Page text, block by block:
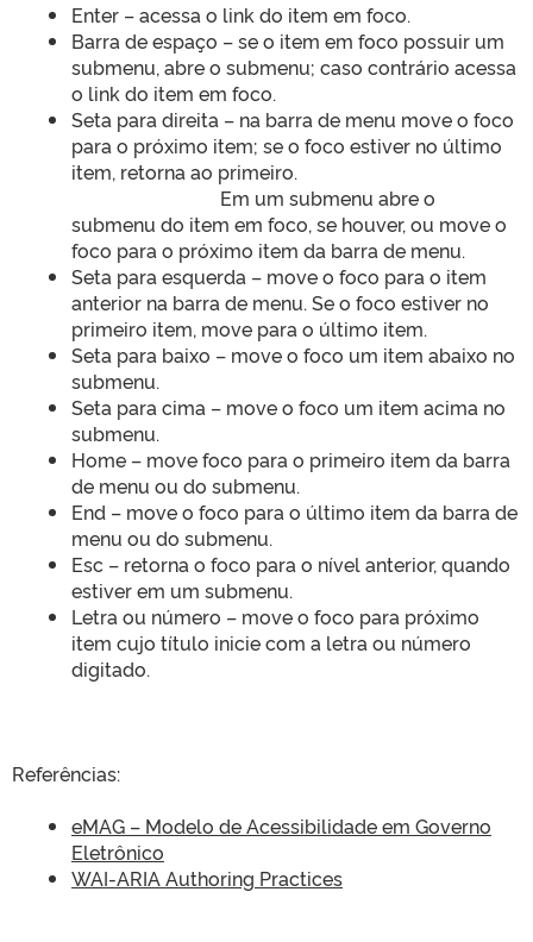
Enter – acessa o link do item em foco.
Barra de espaço – se o item em foco possuir um
submenu, abre o submenu; caso contrário acessa
o link do item em foco.
Seta para direita – na barra de menu move o foco
para o próximo item; se o foco estiver no último
item, retorna ao primeiro.
Em um submenu abre o
submenu do item em foco, se houver, ou move o
foco para o próximo item da barra de menu.
Seta para esquerda – move o foco para o item
anterior na barra de menu. Se o foco estiver no
primeiro item, move para o último item.
Seta para baixo – move o foco um item abaixo no
submenu.
Seta para cima – move o foco um item acima no
submenu.
Home – move foco para o primeiro item da barra
de menu ou do submenu.
End – move o foco para o último item da barra de
menu ou do submenu.
Esc – retorna o foco para o nível anterior, quando
estiver em um submenu.
Letra ou número – move o foco para próximo
item cujo título inicie com a letra ou número
digitado.
Referências:
eMAG – Modelo de Acessibilidade em Governo
Eletrônico
WAI-ARIA Authoring Practices